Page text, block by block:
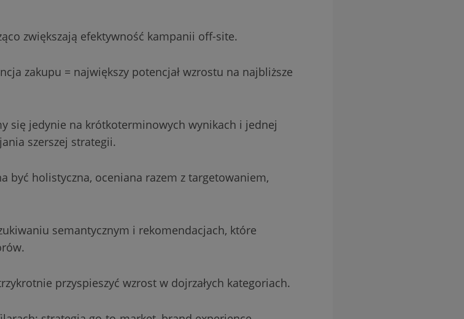
zwiększają efektywność kampanii off-site.
zakupu = największy potencjał wzrostu na najbliższe
się jedynie na krótkoterminowych wynikach i jednej
szerszej strategii.
być holistyczna, oceniana razem z targetowaniem,
semantycznym i rekomendacjach, które
przyspieszyć wzrost w dojrzałych kategoriach.